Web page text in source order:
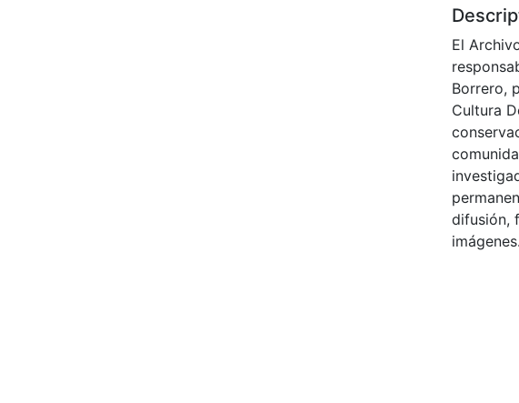
El
Borrero,
Cultura
difusión,
imágenes.